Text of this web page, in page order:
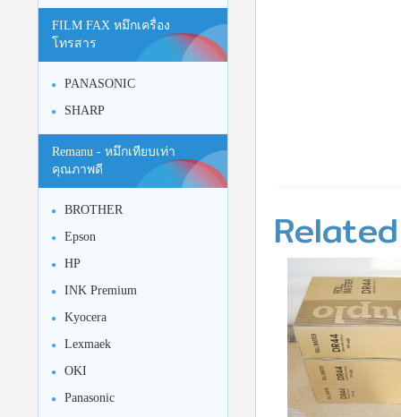
FILM FAX หมึกเครื่อง
โทรสาร
PANASONIC
SHARP
Remanu - หมึกเทียบเท่า
คุณภาพดี
BROTHER
Epson
HP
INK Premium
Kyocera
Lexmaek
OKI
Panasonic